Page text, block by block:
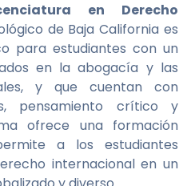
en Derecho
de Baja California es
para estudiantes con un
en la abogacía y las
y que cuentan con
pensamiento crítico y
ofrece una formación
a los estudiantes
internacional en un